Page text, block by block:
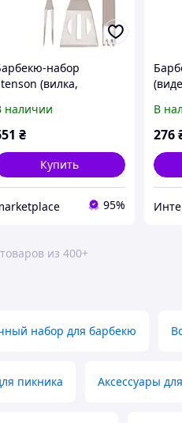
набор
(вилка,
MH-0166
наличии
₴
Купить
95%
В
276
из 400+
набор для барбекю
пикника Аксессуары